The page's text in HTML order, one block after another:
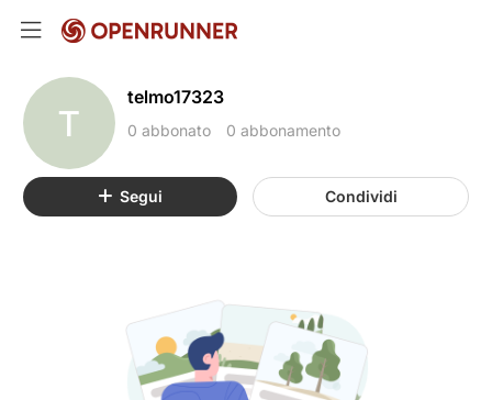
T
telmo17323
0 abbonato 0 abbonamento
Segui Condividi